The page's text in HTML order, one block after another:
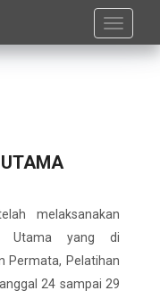
Toggle
melaksanakan
Utama yang di
Permata, Pelatihan
24 sampai 29